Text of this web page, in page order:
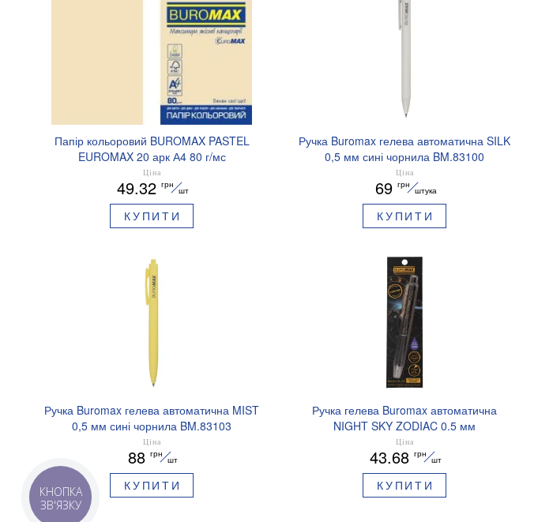
Папір кольоровий BUROMAX PASTEL
EUROMAX 20 арк А4 80 г/мс
BM.2721220E-08
Ціна
49.32 грн
шт
КУПИТИ
Ручка Buromax гелева автоматична SILK
0,5 мм сині чорнила BM.83100
Ціна
69 грн
штука
КУПИТИ
Ручка Buromax гелева автоматична MIST
0,5 мм сині чорнила BM.83103
Ціна
88 грн
шт
КУПИТИ
Ручка гелева Buromax автоматична
NIGHT SKY ZODIAC 0.5 мм
ароматизований грип синє чорнило
BM.8379-01
Ціна
43.68 грн
шт
КУПИТИ
КНОПКА
ЗВ'ЯЗКУ